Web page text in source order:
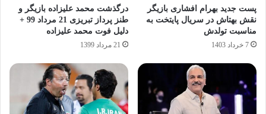
پست جدید بهرام افشاری بازیگر
نقش بهتاش در سریال پایتخت به
مناسبت تولدش
7 خرداد 1403
درگذشت محمد علیزاده بازیگر و
طنز پرداز تبریزی 21 مرداد 99 +
دلیل فوت محمد علیزاده
21 مرداد 1399